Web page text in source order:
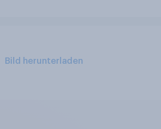
Bild herunterladen